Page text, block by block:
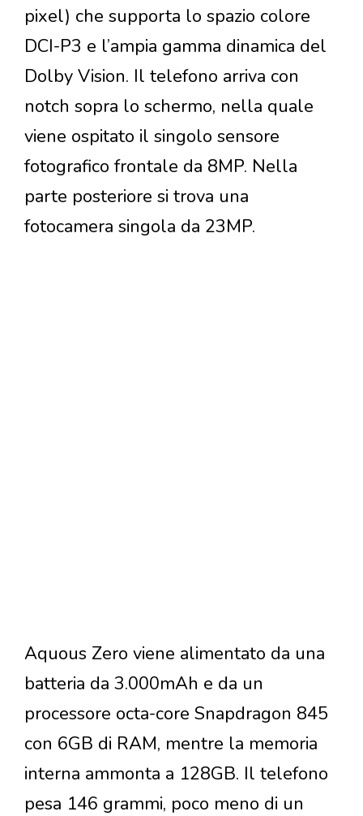
pixel) che supporta lo spazio colore
DCI-P3 e l’ampia gamma dinamica del
Dolby Vision. Il telefono arriva con
notch sopra lo schermo, nella quale
viene ospitato il singolo sensore
fotografico frontale da 8MP. Nella
parte posteriore si trova una
fotocamera singola da 23MP.
Aquous Zero viene alimentato da una
batteria da 3.000mAh e da un
processore octa-core Snapdragon 845
con 6GB di RAM, mentre la memoria
interna ammonta a 128GB. Il telefono
pesa 146 grammi, poco meno di un